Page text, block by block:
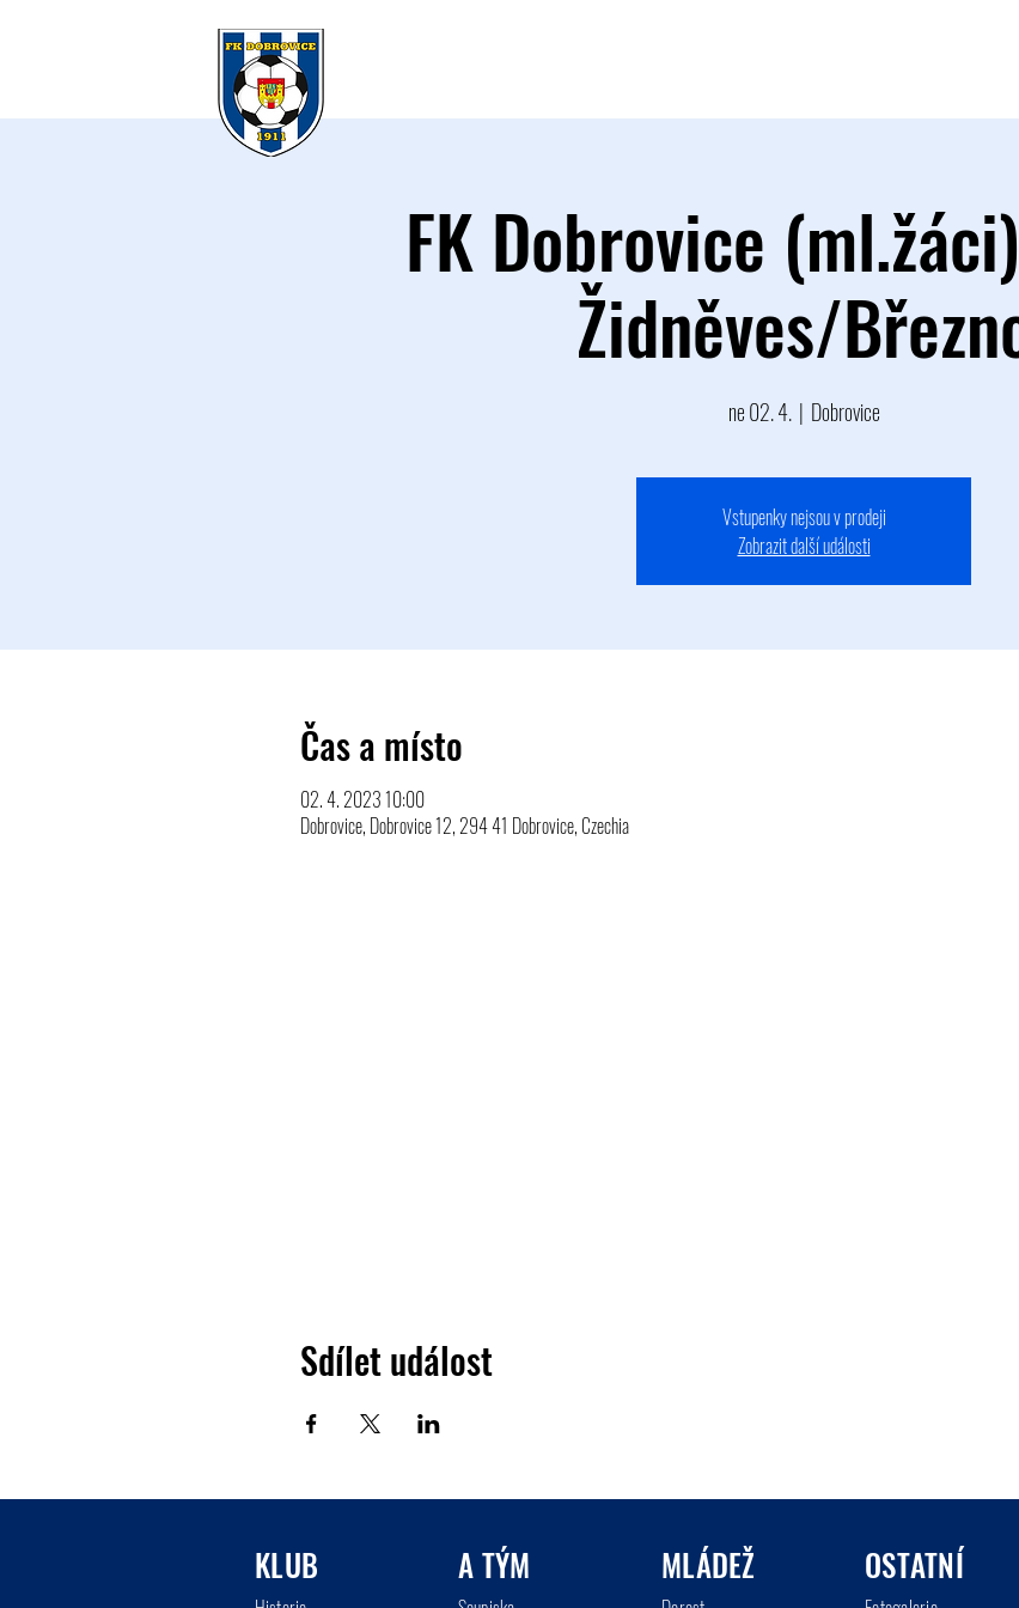
FK Dobrovice
Židněves/
ne 02. 4.
  |
Dobrovice
Vstupenky nejsou v prodeji
Zobrazit další události
Čas a místo
02. 4. 2023 10:00
Dobrovice, Dobrovice 12, 294 41 Dobrovice, Czechia
Sdílet událost
KLUB A TÝM MLÁDEŽ OSTATNÍ